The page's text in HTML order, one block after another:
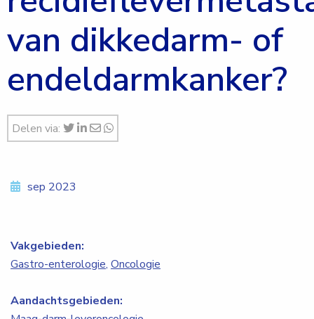
van dikkedarm- of
endeldarmkanker?
Delen via:
sep 2023
Vakgebieden:
Gastro-enterologie, Oncologie
Aandachtsgebieden: